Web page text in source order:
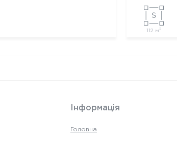
112 м2
Інформація
Головна